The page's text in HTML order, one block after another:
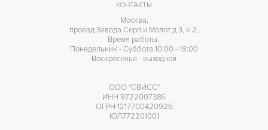
КОНТАКТЫ
Москва,
проезд Завода Серп и Молот д 3, к 2,
Время работы:
Понедельник - Суббота 10:00 - 19:00
Воскресенье - выходной
ООО "СВИСС"
ИНН 9722007386
ОГРН 1217700420926
ЮЛ772201001